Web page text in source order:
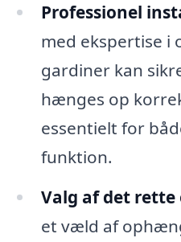
Professionel
med ekspertise
gardiner kan
hænges op
essentielt for
funktion.
Valg af det
et væld af